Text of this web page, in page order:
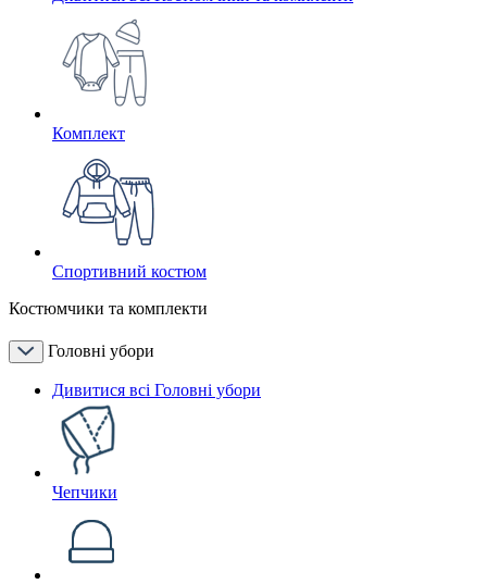
Комплект
Спортивний костюм
Костюмчики та комплекти
Головні убори
Дивитися всі Головні убори
Чепчики